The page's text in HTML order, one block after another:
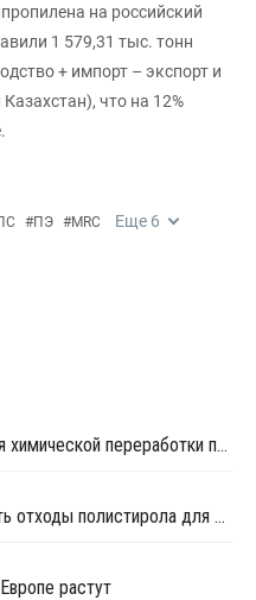
на российский
1 579,31 тыс. тонн
+ импорт – экспорт и
что на 12%
#ПЭ #MRC Еще 6
Sulzer запускает технологию для химической переработки полистирола
Agilyx и Green Dot будут собирать отходы полистирола для дальнейшей переработки в Европе
растут